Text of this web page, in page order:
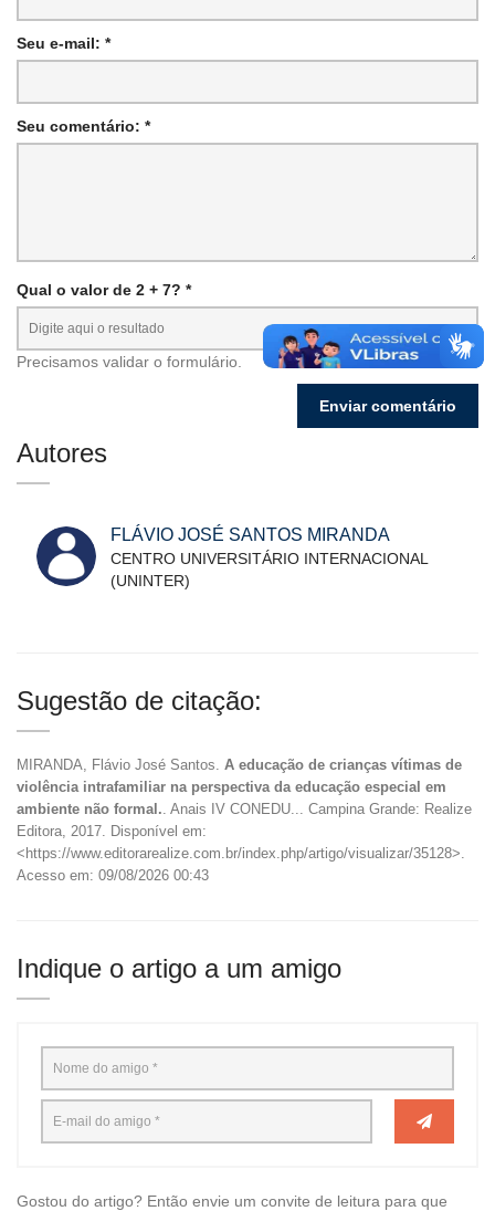
Seu e-mail: *
Seu comentário: *
Qual o valor de 2 + 7? *
Precisamos validar o formulário.
Autores
FLÁVIO JOSÉ SANTOS MIRANDA
CENTRO UNIVERSITÁRIO INTERNACIONAL
(UNINTER)
Sugestão de citação:
MIRANDA, Flávio José Santos. A educação de crianças vítimas de
violência intrafamiliar na perspectiva da educação especial em
ambiente não formal. . Anais IV CONEDU... Campina Grande: Realize
Editora, 2017. Disponível em:
<https://www.editorarealize.com.br/index.php/artigo/visualizar/35128>.
Acesso em: 09/08/2026 00:43
Indique o artigo a um amigo
Gostou do artigo? Então envie um convite de leitura para que